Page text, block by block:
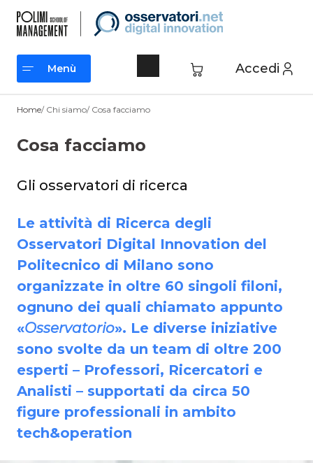
contenuto
Accedi
Menù
Home/ Chi siamo/ Cosa facciamo
Cosa facciamo
Gli osservatori di ricerca
Le attività di Ricerca degli
Osservatori Digital Innovation del
Politecnico di Milano sono
organizzate in oltre 60 singoli filoni,
ognuno dei quali chiamato appunto
«Osservatorio». Le diverse iniziative
sono svolte da un team di oltre 200
esperti – Professori, Ricercatori e
Analisti – supportati da circa 50
figure professionali in ambito
tech&operation